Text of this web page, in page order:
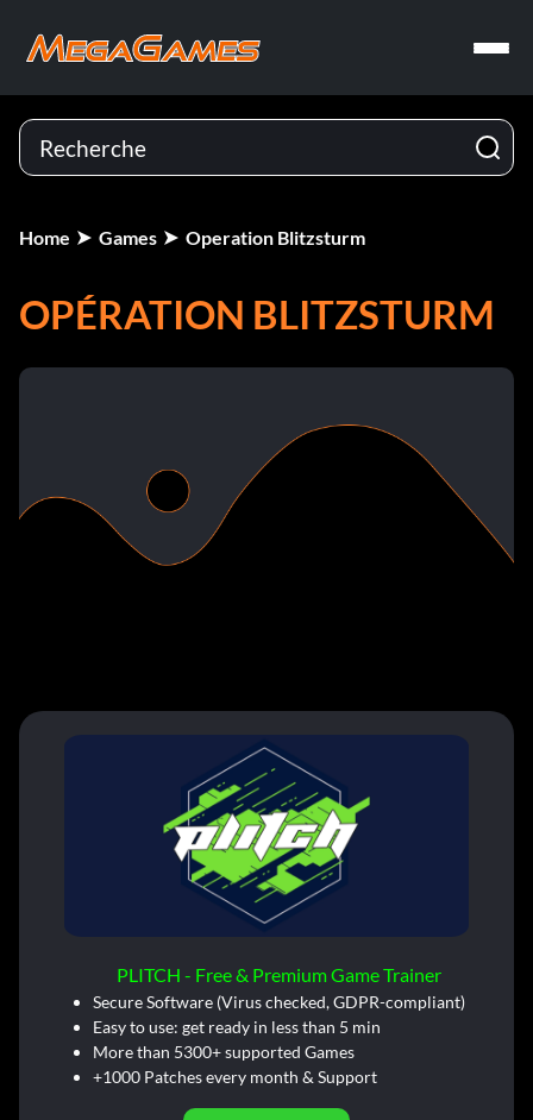
Home Games Operation Blitzsturm
OPÉRATION BLITZSTURM
PLITCH - Free & Premium Game Trainer
Secure Software (Virus checked, GDPR-compliant)
Easy to use: get ready in less than 5 min
More than 5300+ supported Games
+1000 Patches every month & Support